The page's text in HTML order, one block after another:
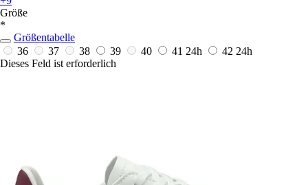
Größe
*
Größentabelle
36
37 38 39 40 41 24h 42 24h
Dieses Feld ist erforderlich